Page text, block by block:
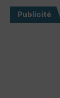
Publicité